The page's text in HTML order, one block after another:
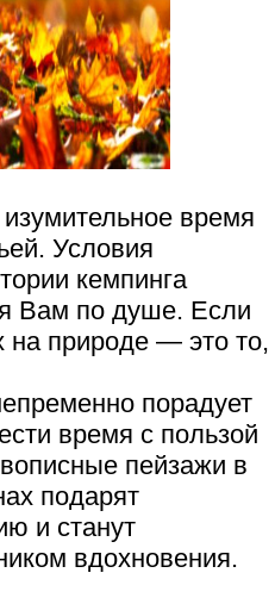
время
Условия
кемпинга
Вам по душе. Если
природе — это то,
порадует
время с пользой
пейзажи в
подарят
и станут
вдохновения.